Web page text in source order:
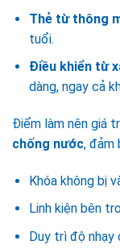
Thẻ từ thông
tuổi.
Điều khiển từ
dàng, ngay cả
Điểm làm nên giá
chống nước, đảm
Khóa không bị
Linh kiện bên
Duy trì độ nhạy